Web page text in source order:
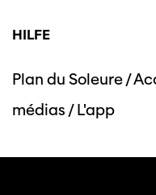
Cette page ne
optimale avec
HILFE
Plan du Soleure/
médias /L'app